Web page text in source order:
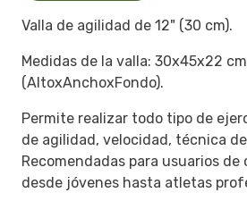
Valla de agilidad de 12" (30 cm).
Medidas de la valla: 30x45x22 cm
(AltoxAnchoxFondo).
Permite realizar todo tipo de
de agilidad, velocidad, técnica
Recomendadas para usuarios
desde jóvenes hasta atletas